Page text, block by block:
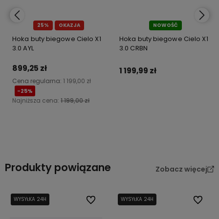
25% OKAZJA
Hoka buty biegowe Cielo X1
3.0 AYL
899,25 zł
Cena regularna:1 199,00 zł
-25%
Najniższa cena:1 199,00 zł
NOWOŚĆ
Hoka buty biegowe Cielo X1
3.0 CRBN
1 199,99 zł
Produkty powiązane Zobacz więcej
WYSYŁKA 24H
WYSYŁKA 24H Do ulubionychWYSYŁKA 24H Do